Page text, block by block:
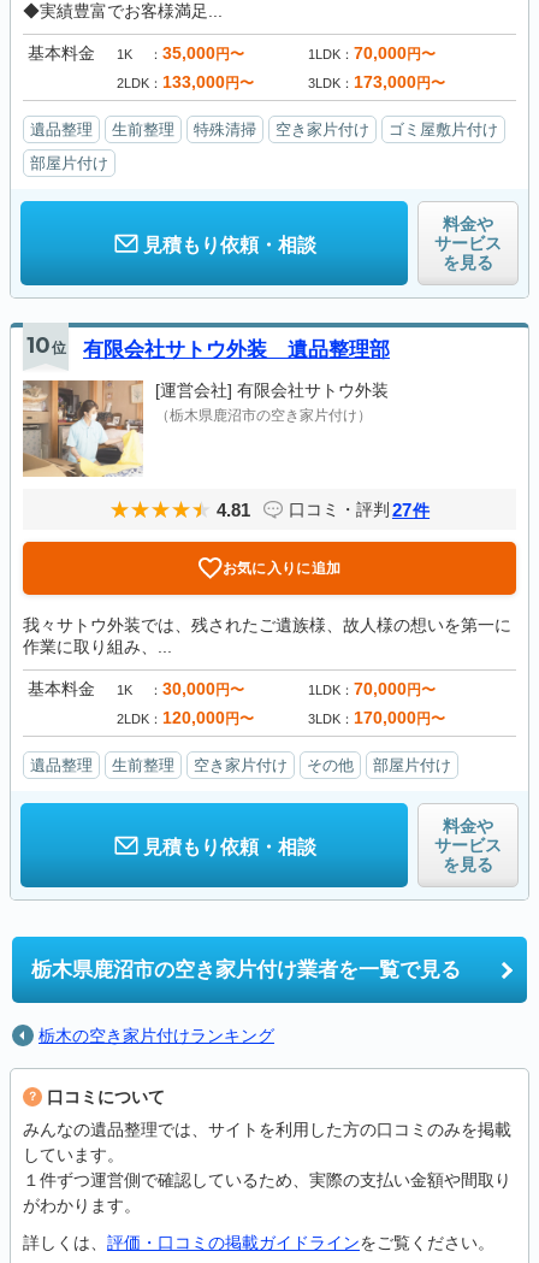
◆実績豊富でお客様満足...
基本料金 1K 35,000円〜 1LDK 70,000円〜
2LDK 133,000円〜 3LDK 173,000円〜
遺品整理 生前整理 特殊清掃 空き家片付け
ゴミ屋敷片付け
部屋片付け
見積もり依頼・相談
料金や
サービス
を見る
10位 有限会社サトウ外装 遺品整理部
[運営会社] 有限会社サトウ外装
（栃木県鹿沼市の空き家片付け）
4.81 口コミ・評判 27件
お気に入りに追加
我々サトウ外装では、残されたご遺族様、故人様の想いを第一に
作業に取り組み、...
基本料金 1K 30,000円〜 1LDK 70,000円〜
2LDK 120,000円〜 3LDK 170,000円〜
遺品整理 生前整理 空き家片付け その他 部屋片付け
見積もり依頼・相談
料金や
サービス
を見る
栃木県鹿沼市の空き家片付け業者を一覧で見る
栃木の空き家片付けランキング
口コミについて
みんなの遺品整理では、サイトを利用した方の口コミのみを掲載
しています。
１件ずつ運営側で確認しているため、実際の支払い金額や間取り
がわかります。
詳しくは、 評価・口コミの掲載ガイドラインをご覧ください。